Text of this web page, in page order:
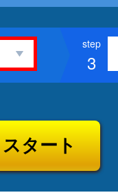
3
スタート